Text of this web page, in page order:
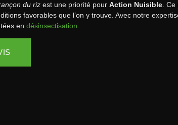
du riz est une priorité pour Action Nuisible .
favorables que l’on y trouve. Avec notre
en désinsectisation